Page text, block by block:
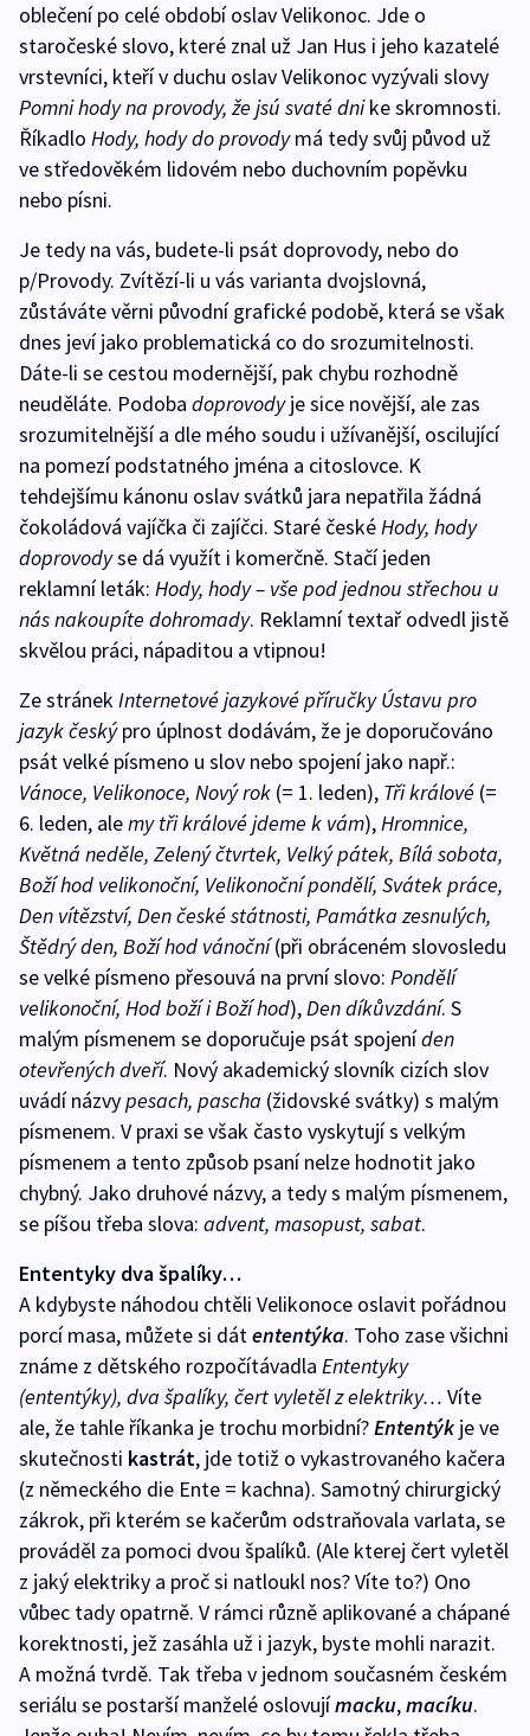
oblečení po celé období oslav Velikonoc. Jde o
staročeské slovo, které znal už Jan Hus i jeho kazatelé
vrstevníci, kteří v duchu oslav Velikonoc vyzývali slovy
Pomni hody na provody, že jsú svaté dnike skromnosti.
Říkadlo Hody, hody do provodymá tedy svůj původ už
ve středověkém lidovém nebo duchovním popěvku
nebo písni.
Je tedy na vás, budete-li psát doprovody, nebo do
p/Provody. Zvítězí-li u vás varianta dvojslovná,
zůstáváte věrni původní grafické podobě, která se však
dnes jeví jako problematická co do srozumitelnosti.
Dáte-li se cestou modernější, pak chybu rozhodně
neuděláte. Podoba doprovodyje sice novější, ale zas
srozumitelnější a dle mého soudu i užívanější, oscilující
na pomezí podstatného jména a citoslovce. K
tehdejšímu kánonu oslav svátků jara nepatřila žádná
čokoládová vajíčka či zajíčci. Staré českéHody, hody
doprovodyse dá využít i komerčně. Stačí jeden
reklamní leták: Hody, hody – vše pod jednou střechou u
nás nakoupíte dohromady. Reklamní textař odvedl jistě
skvělou práci, nápaditou a vtipnou!
Ze stránekInternetové jazykové příručky Ústavu pro
jazyk českýpro úplnost dodávám, že je doporučováno
psát velké písmeno u slov nebo spojení jako např.:
Vánoce, Velikonoce, Nový rok (= 1. leden), Tři králové (=
6. leden, alemy tři králové jdeme k vám),Hromnice,
Květná neděle, Zelený čtvrtek, Velký pátek, Bílá sobota,
Boží hod velikonoční, Velikonoční pondělí, Svátek práce,
Den vítězství, Den české státnosti, Památka zesnulých,
Štědrý den, Boží hod vánoční(při obráceném slovosledu
se velké písmeno přesouvá na první slovo: Pondělí
velikonoční, Hod boží i Boží hod),Den díkůvzdání. S
malým písmenem se doporučuje psát spojeníden
otevřených dveří. Nový akademický slovník cizích slov
uvádí názvypesach, pascha (židovské svátky) s malým
písmenem. V praxi se však často vyskytují s velkým
písmenem a tento způsob psaní nelze hodnotit jako
chybný. Jako druhové názvy, a tedy s malým písmenem,
se píšou třeba slova: advent, masopust, sabat.
Ententyky dva špalíky…
A kdybyste náhodou chtěli Velikonoce oslavit pořádnou
porcí masa, můžete si dátententýka. Toho zase všichni
známe z dětského rozpočítávadla Ententyky
(ententýky), dva špalíky, čert vyletěl z elektriky… Víte
ale, že tahle říkanka je trochu morbidní?Ententýk je ve
skutečnosti kastrát, jde totiž o vykastrovaného kačera
(z německého die Ente = kachna). Samotný chirurgický
zákrok, při kterém se kačerům odstraňovala varlata, se
prováděl za pomoci dvou špalíků. (Ale kterej čert vyletěl
z jaký elektriky a proč si natloukl nos? Víte to?) Ono
vůbec tady opatrně. V rámci různě aplikované a chápané
korektnosti, jež zasáhla už i jazyk, byste mohli narazit.
A možná tvrdě. Tak třeba v jednom současném českém
seriálu se postarší manželé oslovujímacku,macíku.